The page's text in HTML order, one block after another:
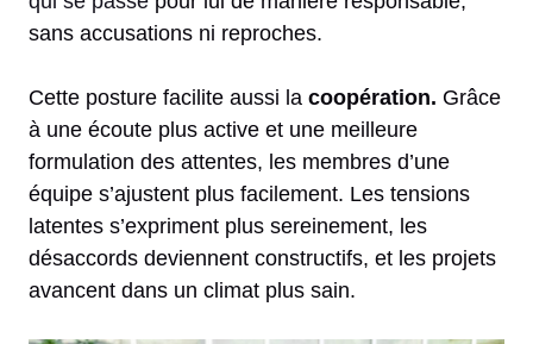
sans accusations ni reproches.
Cette posture facilite aussi la coopération. Grâce
à une écoute plus active et une meilleure
formulation des attentes, les membres d’une
équipe s’ajustent plus facilement. Les tensions
latentes s’expriment plus sereinement, les
désaccords deviennent constructifs, et les projets
avancent dans un climat plus sain.